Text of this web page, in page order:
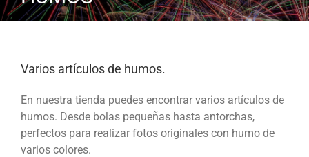
Varios artículos de humos.
En nuestra tienda puedes encontrar varios artículos de
humos. Desde bolas pequeñas hasta antorchas,
perfectos para realizar fotos originales con humo de
varios colores.